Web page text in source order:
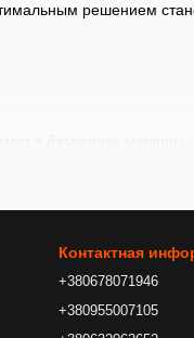
решением
все предметы в
важно в путешествиях
Контактная
+380678071946
+380955007105